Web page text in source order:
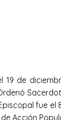
19 de
fue
Acción